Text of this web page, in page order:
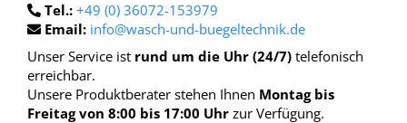
Tel.: +49 (0) 36072-153979
Email: info@wasch-und-buegeltechnik.de
Unser Service ist rund um die Uhr (24/7) telefonisch
erreichbar.
Unsere Produktberater stehen Ihnen Montag bis
Freitag von 8:00 bis 17:00 Uhr zur Verfügung.